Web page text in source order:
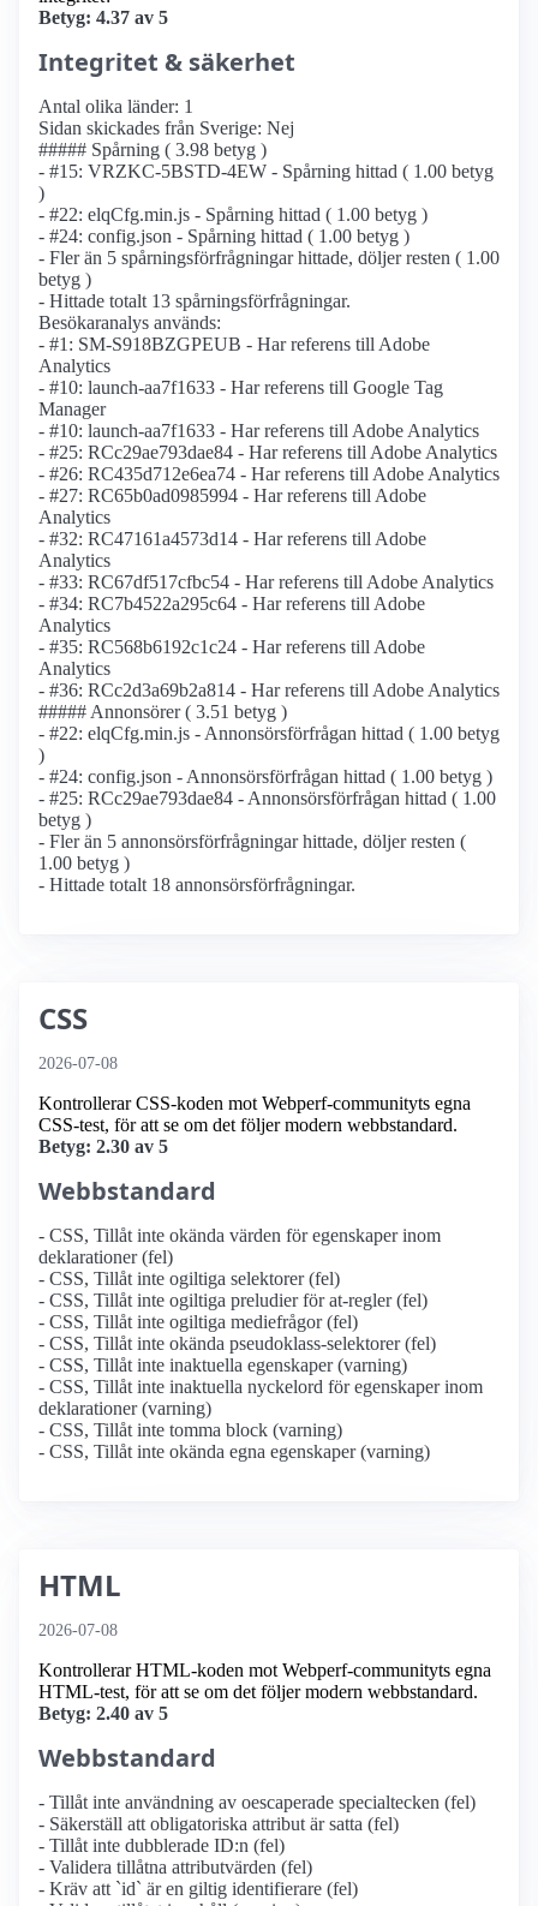
Betyg: 4.37 av 5
Integritet & säkerhet
Antal olika länder: 1
Sidan skickades från Sverige: Nej
##### Spårning ( 3.98 betyg )
- #15: VRZKC-5BSTD-4EW - Spårning hittad ( 1.00 betyg
)
- #22: elqCfg.min.js - Spårning hittad ( 1.00 betyg )
- #24: config.json - Spårning hittad ( 1.00 betyg )
- Fler än 5 spårnings­förfrågningar hittade, döljer resten ( 1.00
betyg )
- Hittade totalt 13 spårnings­förfrågningar.
Besökaranalys används:
- #1: SM-S918BZGPEUB - Har referens till Adobe
Analytics
- #10: launch-aa7f1633 - Har referens till Google Tag
Manager
- #10: launch-aa7f1633 - Har referens till Adobe Analytics
- #25: RCc29ae793dae84 - Har referens till Adobe Analytics
- #26: RC435d712e6ea74 - Har referens till Adobe Analytics
- #27: RC65b0ad0985994 - Har referens till Adobe
Analytics
- #32: RC47161a4573d14 - Har referens till Adobe
Analytics
- #33: RC67df517cfbc54 - Har referens till Adobe Analytics
- #34: RC7b4522a295c64 - Har referens till Adobe
Analytics
- #35: RC568b6192c1c24 - Har referens till Adobe
Analytics
- #36: RCc2d3a69b2a814 - Har referens till Adobe Analytics
##### Annonsörer ( 3.51 betyg )
- #22: elqCfg.min.js - Annonsörs­förfrågan hittad ( 1.00 betyg
)
- #24: config.json - Annonsörs­förfrågan hittad ( 1.00 betyg )
- #25: RCc29ae793dae84 - Annonsörs­förfrågan hittad ( 1.00
betyg )
- Fler än 5 annonsörs­förfrågningar hittade, döljer resten (
1.00 betyg )
- Hittade totalt 18 annonsörs­förfrågningar.
CSS
2026-07-08
Kontrollerar CSS-koden mot Webperf-communityts egna
CSS-test, för att se om det följer modern webbstandard.
Betyg: 2.30 av 5
Webbstandard
- CSS, Tillåt inte okända värden för egenskaper inom
deklarationer (fel)
- CSS, Tillåt inte ogiltiga selektorer (fel)
- CSS, Tillåt inte ogiltiga preludier för at-regler (fel)
- CSS, Tillåt inte ogiltiga mediefrågor (fel)
- CSS, Tillåt inte okända pseudoklass-selektorer (fel)
- CSS, Tillåt inte inaktuella egenskaper (varning)
- CSS, Tillåt inte inaktuella nyckelord för egenskaper inom
deklarationer (varning)
- CSS, Tillåt inte tomma block (varning)
- CSS, Tillåt inte okända egna egenskaper (varning)
HTML
2026-07-08
Kontrollerar HTML-koden mot Webperf-communityts egna
HTML-test, för att se om det följer modern webbstandard.
Betyg: 2.40 av 5
Webbstandard
- Tillåt inte användning av oescaperade specialtecken (fel)
- Säkerställ att obligatoriska attribut är satta (fel)
- Tillåt inte dubblerade ID:n (fel)
- Validera tillåtna attributvärden (fel)
- Kräv att `id` är en giltig identifierare (fel)